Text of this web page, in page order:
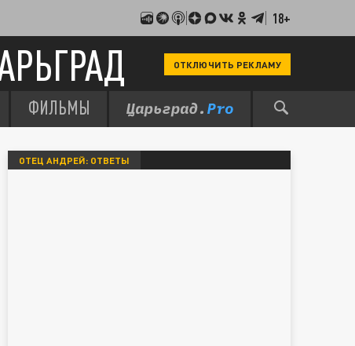
18+
ОТКЛЮЧИТЬ РЕКЛАМУ
ФИЛЬМЫ
ОТЕЦ АНДРЕЙ: ОТВЕТЫ